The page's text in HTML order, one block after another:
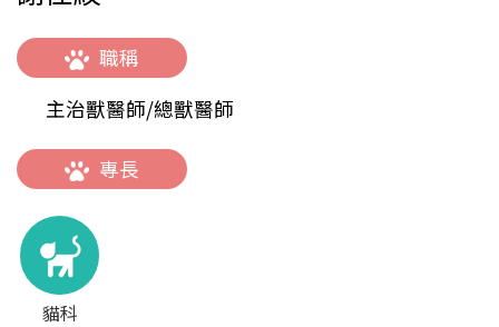
職稱
主治獸醫師/總獸醫師
專長
貓科